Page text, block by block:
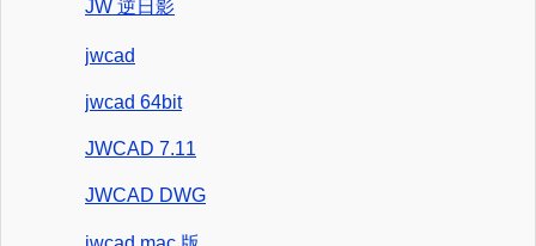
JW 逆日影
jwcad
jwcad 64bit
JWCAD 7.11
JWCAD DWG